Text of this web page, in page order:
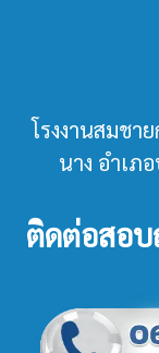
โรงงานสมชา
นาง อำเภ
ติดต่อสอบ